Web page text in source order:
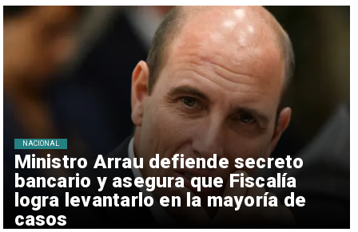
Ministro Arrau defiende secreto
bancario y asegura que Fiscalía
logra levantarlo en la mayoría de
casos
NACIONAL